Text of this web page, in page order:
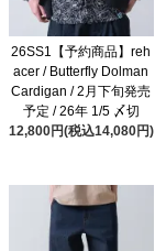
26SS1【予約商品】reh
acer / Butterfly Dolman
Cardigan / 2月下旬発売
予定 / 26年 1/5 〆切
12,800円(税込14,080円)